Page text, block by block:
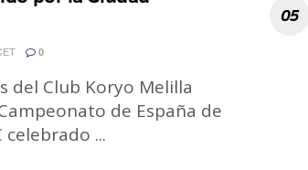
0
del Club Koryo Melilla
de España de
celebrado ...